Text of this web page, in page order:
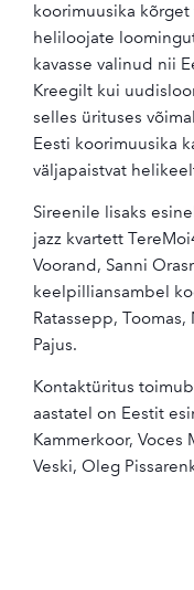
koorimuusika
heliloojate
kavasse valinud nii
Kreegilt kui
selles ürituses
Eesti koorimuusika
väljapaistvat
Sireenile lisaks
jazz kvartett
Voorand, Sanni
keelpilliansambel
Ratassepp,
Pajus.
Kontaktüritus
aastatel on Eestit
Kammerkoor, Voces
Veski, Oleg